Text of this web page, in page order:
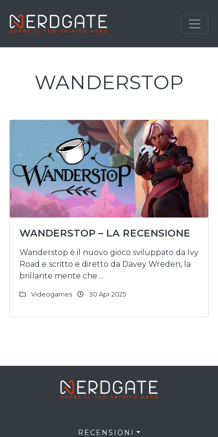
WANDERSTOP
WANDERSTOP – LA RECENSIONE
Wanderstop è il nuovo gioco sviluppato da Ivy
Road e scritto e diretto da Davey Wreden, la
brillante mente che …
Videogames 30 Apr 2025
RECENSIONI